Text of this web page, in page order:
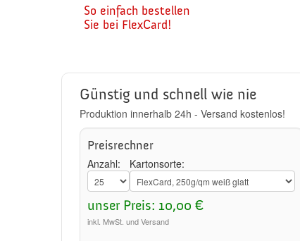
So einfach bestellen
Sie bei FlexCard!
Günstig und schnell wie nie
Produktion innerhalb 24h - Versand kostenlos!
Preisrechner
Anzahl: Kartonsorte:
unser Preis: 10,00 €
inkl. MwSt. und Versand